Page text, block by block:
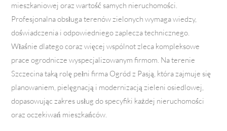
mieszkaniowej oraz wartość samych nieruchomości.
Profesjonalna obsługa terenów zielonych wymaga wiedzy,
doświadczenia i odpowiedniego zaplecza technicznego.
Właśnie dlatego coraz więcej wspólnot zleca kompleksowe
prace ogrodnicze wyspecjalizowanym firmom. Na terenie
Szczecina taką rolę pełni firma Ogród z Pasją, która zajmuje się
planowaniem, pielęgnacją i modernizacją zieleni osiedlowej,
dopasowując zakres usług do specyfiki każdej nieruchomości
oraz oczekiwań mieszkańców.